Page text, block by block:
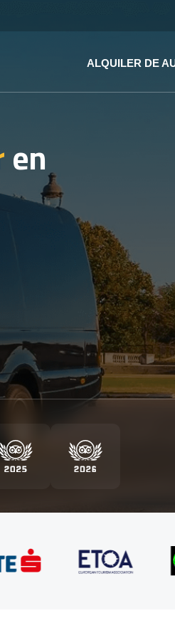
ALQUILER DE
en